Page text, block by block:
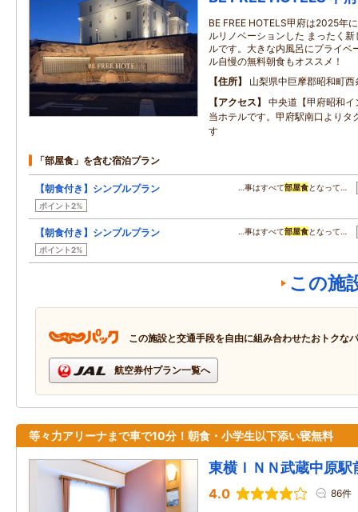
BE FREE HOTELS甲府は2025年
ルリノベーションした まったく
ルです。大きな内風呂にプライベ
ル自慢の無料朝食もオススメ！
住所
山梨県中巨摩郡昭和町
アクセス
中央道【甲府昭和
当ホテルです。甲府駅南口よりタ
す
「部屋食」を含む宿泊プラン
【朝食付き】シンプルプラン
ポイント2%
…事はすべて部屋食となって…
【朝食付き】シンプルプラン
ポイント2%
…事はすべて部屋食となって…
この施
この施設と交通手段を自由に組み合わせたおトクな
航空券付プラン一覧へ
等々力アリーナまで車で10分！朝食・小学生以下添い寝無料
東横ＩＮＮ武蔵中原駅
4.0 86件